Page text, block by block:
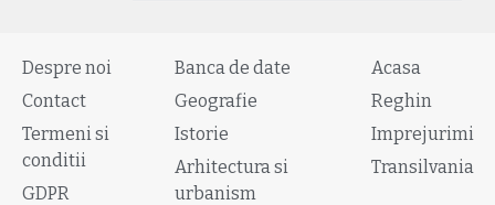
Despre noi
Contact
Termeni si
conditii
GDPR
Banca de date
Geografie
Istorie
Arhitectura si
urbanism
Acasa
Reghin
Imprejurimi
Transilvania